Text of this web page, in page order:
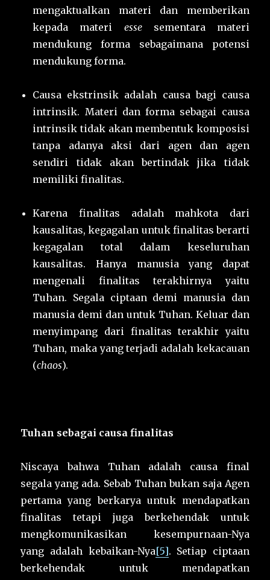
mengaktualkan materi dan memberikan
kepada materi essesementara materi
mendukung forma sebagaimana potensi
mendukung forma.
Causa ekstrinsik adalah causa bagi causa
intrinsik. Materi dan forma sebagai causa
intrinsik tidak akan membentuk komposisi
tanpa adanya aksi dari agen dan agen
sendiri tidak akan bertindak jika tidak
memiliki finalitas.
Karena finalitas adalah mahkota dari
kausalitas, kegagalan untuk finalitas berarti
kegagalan total dalam keseluruhan
kausalitas. Hanya manusia yang dapat
mengenali finalitas terakhirnya yaitu
Tuhan. Segala ciptaan demi manusia dan
manusia demi dan untuk Tuhan. Keluar dan
menyimpang dari finalitas terakhir yaitu
Tuhan, maka yang terjadi adalah kekacauan
(chaos).
Tuhan sebagai causa finalitas
Niscaya bahwa Tuhan adalah causa final
segala yang ada. Sebab Tuhan bukan saja Agen
pertama yang berkarya untuk mendapatkan
finalitas tetapi juga berkehendak untuk
mengkomunikasikan kesempurnaan-Nya
yang adalah kebaikan-Nya[5]. Setiap ciptaan
berkehendak untuk mendapatkan